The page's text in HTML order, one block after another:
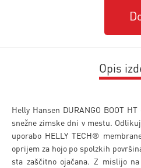
Opis
Helly Hansen DURANGO BOOT
snežne zimske dni v mestu.
uporabo HELLY TECH®
oprijem za hojo po spolzkih
sta zaščitno ojačana. Z mislijo